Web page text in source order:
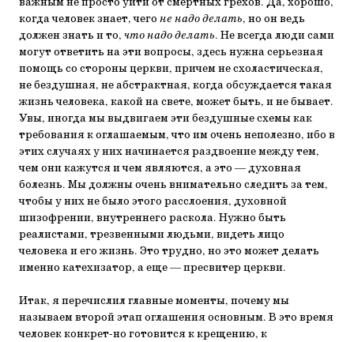
когда человек знает, чего не надо делать, но он ведь
должен знать и то, что надо делать. Не всегда люди сами
могут ответить на эти вопросы, здесь нужна серьезная
помощь со стороны церкви, причем не схоластическая,
не бездушная, не абстрактная, когда обсуждается такая
жизнь человека, какой на свете, может быть, и не бывает.
Увы, иногда мы выдвигаем эти бездушные схемы как
требования к оглашаемым, что им очень неполезно, ибо в
этих случаях у них начинается раздвоение между тем,
чем они кажутся и чем являются, а это — духовная
болезнь. Мы должны очень внимательно следить за тем,
чтобы у них не было этого расслоения, духовной
шизофрении, внутреннего раскола. Нужно быть
реалистами, трезвенными людьми, видеть лицо
человека и его жизнь. Это трудно, но это может делать
именно катехизатор, а еще — пресвитер церкви.
Итак, я перечислил главные моменты, почему мы
называем второй этап оглашения основным. В это время
человек конкрет-но готовится к крещению, к